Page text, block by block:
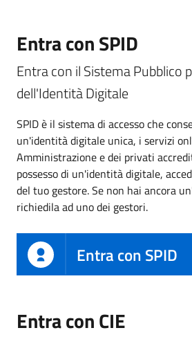
Entra con SPID
Entra con il Sistema Pubblico
dell'Identità Digitale
SPID è il sistema di accesso che
un'identità digitale unica, i servizi
Amministrazione e dei privati
possesso di un'identità digitale,
del tuo gestore. Se non hai ancora
richiedila ad uno dei gestori.
Entra con SPID
Entra con CIE